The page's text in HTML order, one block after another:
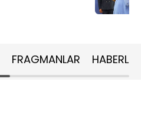
FRAGMANLAR HABERLER